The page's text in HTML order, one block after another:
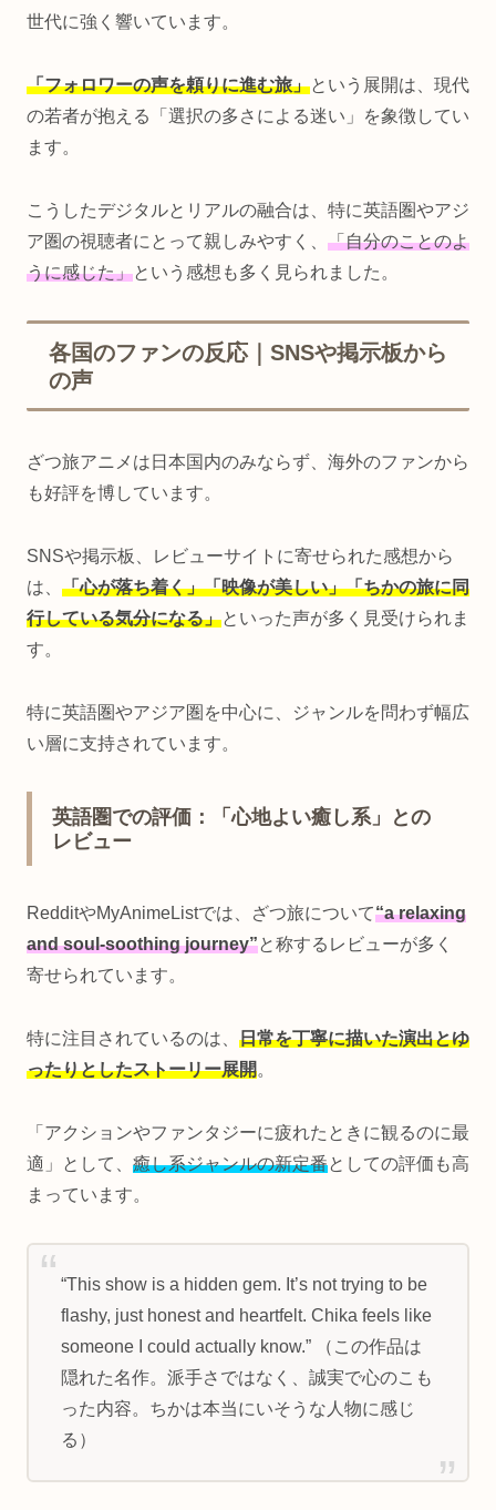
世代に強く響いています。
「フォロワーの声を頼りに進む旅」という展開は、現代
の若者が抱える「選択の多さによる迷い」を象徴してい
ます。
こうしたデジタルとリアルの融合は、特に英語圏やアジ
ア圏の視聴者にとって親しみやすく、 「自分のことのよ
うに感じた」という感想も多く見られました。
各国のファンの反応｜SNSや掲示板から
の声
ざつ旅アニメは日本国内のみならず、海外のファンから
も好評を博しています。
SNSや掲示板、レビューサイトに寄せられた感想から
は、 「心が落ち着く」「映像が美しい」「ちかの旅に同
行している気分になる」といった声が多く見受けられま
す。
特に英語圏やアジア圏を中心に、ジャンルを問わず幅広
い層に支持されています。
英語圏での評価：「心地よい癒し系」との
レビュー
RedditやMyAnimeListでは、ざつ旅について“a relaxing
and soul-soothing journey”と称するレビューが多く
寄せられています。
特に注目されているのは、 日常を丁寧に描いた演出とゆ
ったりとしたストーリー展開。
「アクションやファンタジーに疲れたときに観るのに最
適」として、 癒し系ジャンルの新定番としての評価も高
まっています。
“This show is a hidden gem. It’s not trying to be
flashy, just honest and heartfelt. Chika feels like
someone I could actually know.” （この作品は
隠れた名作。派手さではなく、誠実で心のこも
った内容。ちかは本当にいそうな人物に感じ
る）